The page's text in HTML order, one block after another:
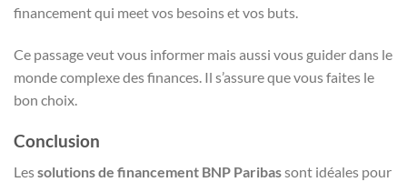
financement qui meet vos besoins et vos buts.
Ce passage veut vous informer mais aussi vous guider dans le
monde complexe des finances. Il s’assure que vous faites le
bon choix.
Conclusion
Lessolutions de financement BNP Paribassont idéales pour